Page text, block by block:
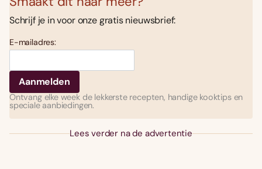
Schrijf je in voor onze gratis nieuwsbrief:
E-mailadres:
Ontvang elke week de lekkerste recepten, handige kooktips en
speciale aanbiedingen.
Lees verder na de advertentie